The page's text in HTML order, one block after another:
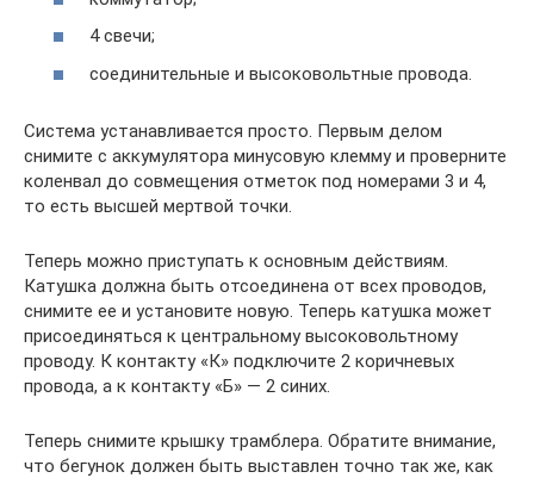
4 свечи;
соединительные и высоковольтные провода.
Система устанавливается просто. Первым делом
снимите с аккумулятора минусовую клемму и проверните
коленвал до совмещения отметок под номерами 3 и 4,
то есть высшей мертвой точки.
Теперь можно приступать к основным действиям.
Катушка должна быть отсоединена от всех проводов,
снимите ее и установите новую. Теперь катушка может
присоединяться к центральному высоковольтному
проводу. К контакту «К» подключите 2 коричневых
провода, а к контакту «Б» — 2 синих.
Теперь снимите крышку трамблера. Обратите внимание,
что бегунок должен быть выставлен точно так же, как